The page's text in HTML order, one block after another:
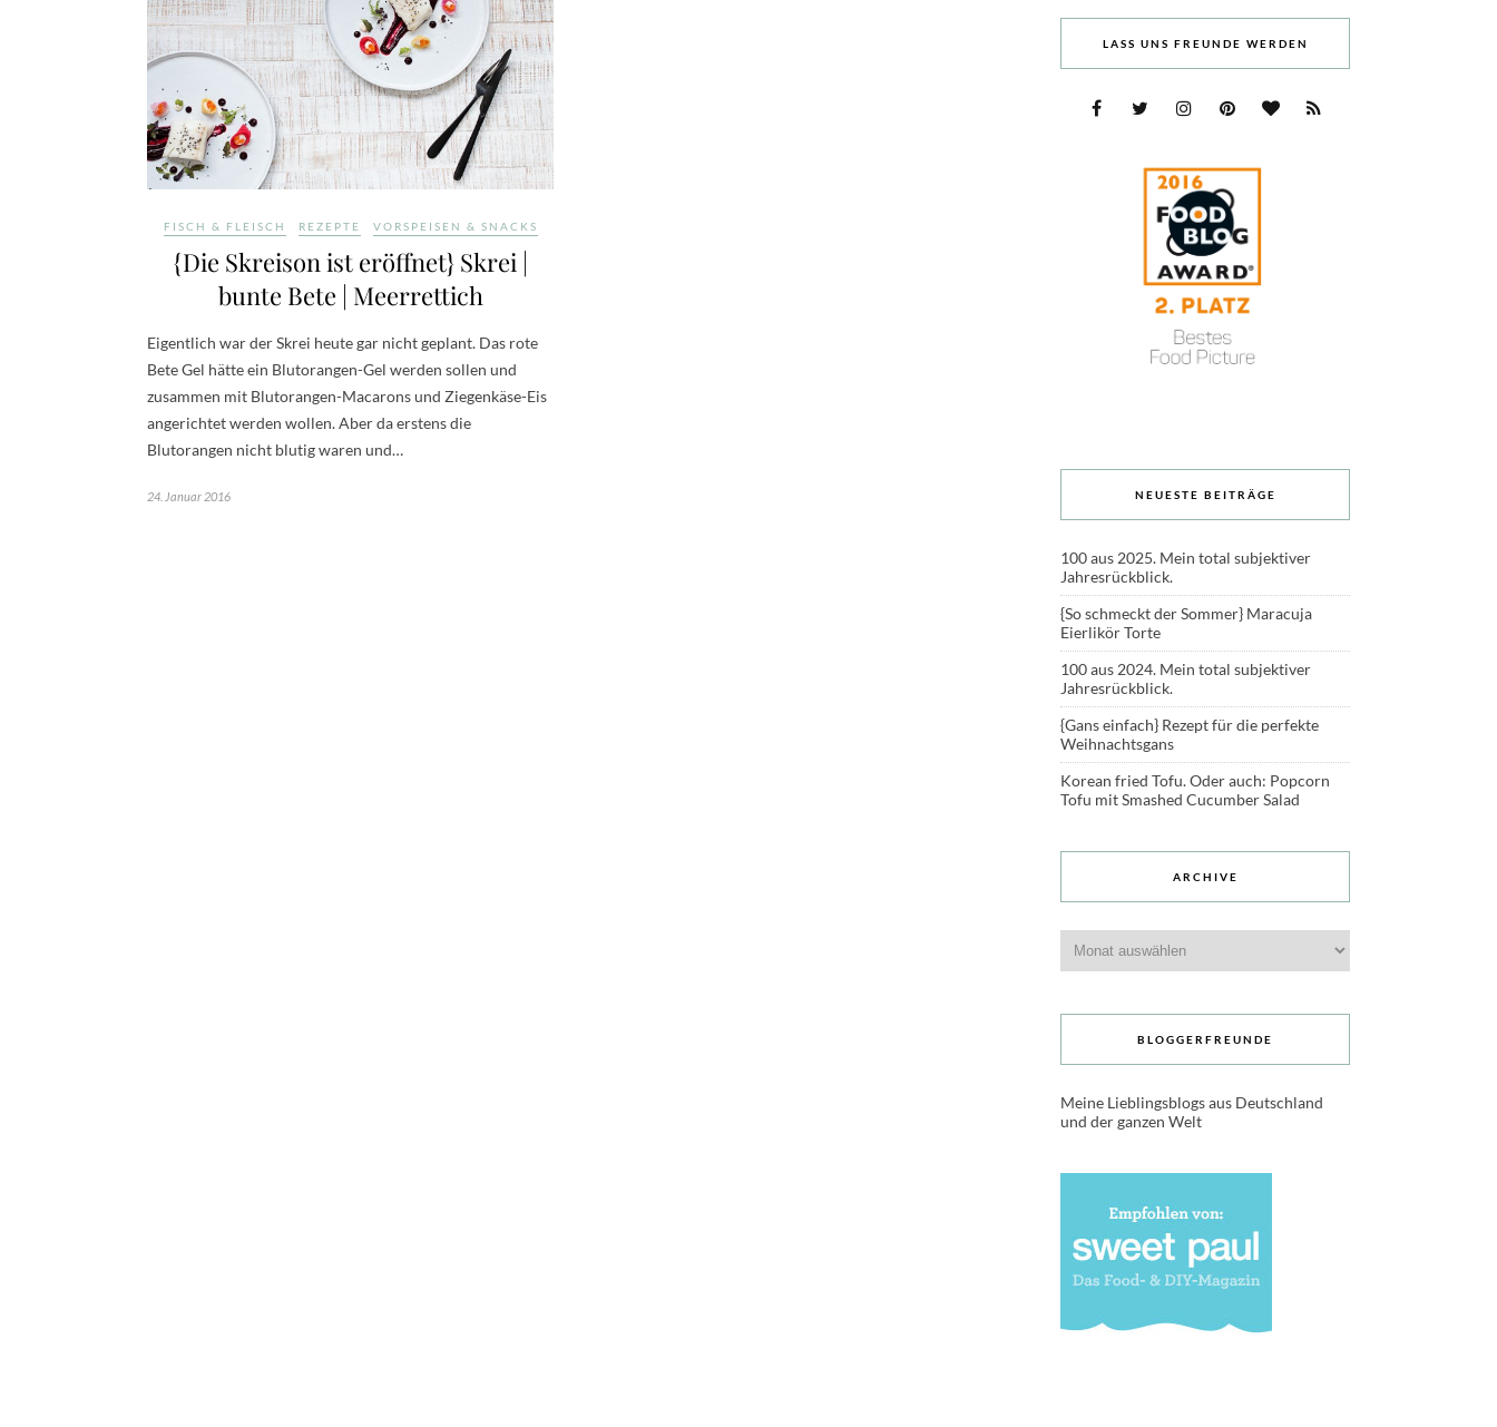
FISCH & FLEISCH REZEPTE VORSPEISEN & SNACKS
{Die Skreison ist eröffnet} Skrei |
bunte Bete | Meerrettich
Eigentlich war der Skrei heute gar nicht geplant. Das rote
Bete Gel hätte ein Blutorangen-Gel werden sollen und
zusammen mit Blutorangen-Macarons und Ziegenkäse-Eis
angerichtet werden wollen. Aber da erstens die
Blutorangen nicht blutig waren und…
24. Januar 2016
LASS UNS FREUNDE WERDEN
NEUESTE BEITRÄGE
100 aus 2025. Mein total subjektiver
Jahresrückblick.
{So schmeckt der Sommer} Maracuja
Eierlikör Torte
100 aus 2024. Mein total subjektiver
Jahresrückblick.
{Gans einfach} Rezept für die perfekte
Weihnachtsgans
Korean fried Tofu. Oder auch: Popcorn
Tofu mit Smashed Cucumber Salad
ARCHIVE
BLOGGERFREUNDE
Meine Lieblingsblogs aus Deutschland
und der ganzen Welt